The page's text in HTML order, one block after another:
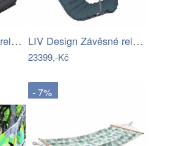
LIV Design Závěsné relaxační lehátko… LIV Design Závěsné relaxační lehátko…
23399,-Kč
- 7%